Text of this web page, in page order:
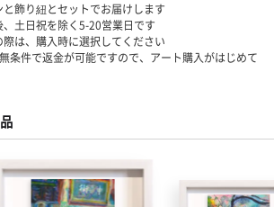
飾り紐とセットでお届けします
土日祝を除く5-20営業日です
は、購入時に選択してください
条件で返金が可能ですので、アート購入がはじめて